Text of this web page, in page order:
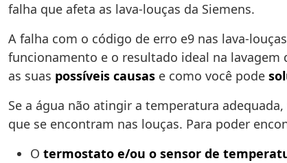
falha que afeta as lava-louças da Siemens.
A falha com o código de erro e9 nas lava-
funcionamento e o resultado ideal na lavagem
as suas possíveis causas e como você pode
Se a água não atingir a temperatura
que se encontram nas louças. Para poder
O termostato e/ou o sensor de